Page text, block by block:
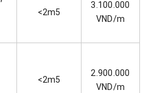
<2m5
3.100.000
VND/m
<2m5
2.900.000
VND/m